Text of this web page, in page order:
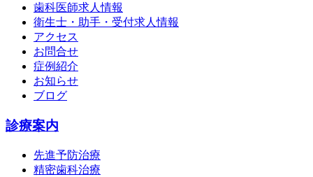
歯科医師求人情報
衛生士・助手・受付求人情報
アクセス
お問合せ
症例紹介
お知らせ
ブログ
診療案内
先進予防治療
精密歯科治療